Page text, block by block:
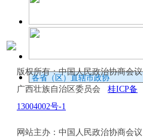
版权所有：中国人民政治协商会议
广西壮族自治区委员会 桂ICP备
13004002号-1
网站主办：中国人民政治协商会议